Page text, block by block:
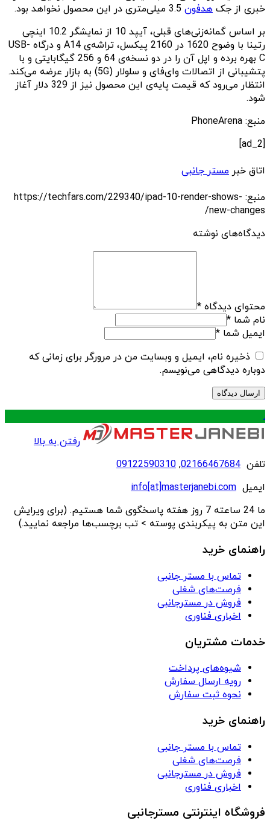
خبری از جک هدفون
بر اساس گمانه‌زنی‌های قبلی، آیپد 10 از نمایشگر 10.2 اینچی
رتینا با وضوح 1620 در 2160 پیکسل، تراشه‌ی A14 و درگاه USB-
C بهره برده و اپل آن را در دو نسخه‌‌‌ی 64 و 256 گیگابایتی و با
پتشیبانی از اتصالات وای‌فای و سلولار (5G) به بازار عرضه می‌کند.
انتظار می‌رود که قیمت پایه‌ی این محصول نیز از 329 دلار آغاز
شود.
منبع: PhoneArena
[ad_2]
اتاق خبر مستر جانبی
منبع: https://techfars.com/229340/ipad-10-render-shows-
new-changes/
دیدگاه‌های نوشته
محتوای دیدگاه *
نام شما *
ایمیل شما *
ذخیره نام، ایمیل و وبسایت من در مرورگر برای زمانی که
دوباره دیدگاهی می‌نویسم.
.
رفتن به بالا
تلفن 02166467684
,
09122590310
ایمیل info[at]masterjanebi.com
ما 24 ساعته 7 روز هفته پاسخگوی شما هستیم. (برای ویرایش
این متن به پیکربندی پوسته > تب برچسب‌ها مراجعه نمایید.)
راهنمای خرید
تماس با مستر جانبی
فرصت‌های شغلی
فروش در مسترجانبی
اخباری فناوری
خدمات مشتریان
شیوه‌های پرداخت
رویه ارسال سفارش
نحوه ثبت سفارش
راهنمای خرید
تماس با مستر جانبی
فرصت‌های شغلی
فروش در مسترجانبی
اخباری فناوری
فروشگاه اینترنتی مسترجانبی